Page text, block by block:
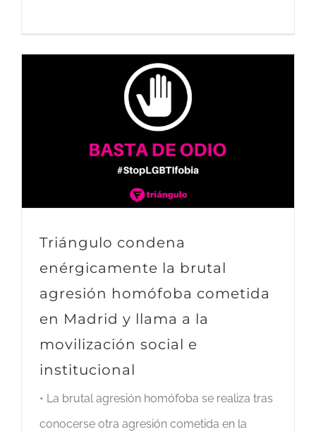
Triángulo condena
enérgicamente la brutal
agresión homófoba cometida
en Madrid y llama a la
movilización social e
institucional
• La brutal agresión homófoba se realiza tras
conocerse otra agresión cometida en la